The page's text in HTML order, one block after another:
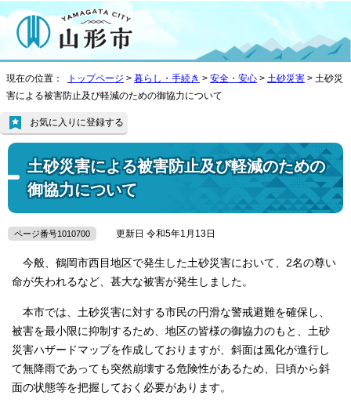
現在の位置： トップページ > 暮らし・手続き > 安全・安心 > 土砂災害 > 土砂災
害による被害防止及び軽減のための御協力について
土砂災害による被害防止及び軽減のための
御協力について
お気に入りに登録する
ページ番号1010700 更新日 令和5年1月13日
今般、鶴岡市西目地区で発生した土砂災害において、2名の尊い
命が失われるなど、甚大な被害が発生しました。
本市では、土砂災害に対する市民の円滑な警戒避難を確保し、
被害を最小限に抑制するため、地区の皆様の御協力のもと、土砂
災害ハザードマップを作成しておりますが、斜面は風化が進行し
て無降雨であっても突然崩壊する危険性があるため、日頃から斜
面の状態等を把握しておく必要があります。